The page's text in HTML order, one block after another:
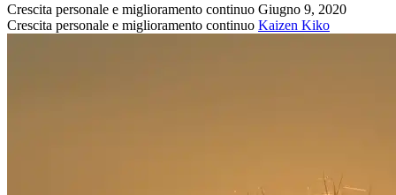
Crescita personale e miglioramento continuo Giugno 9, 2020
Crescita personale e miglioramento continuo Kaizen Kiko